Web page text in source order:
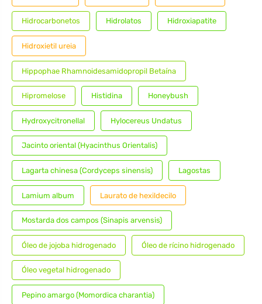
Hidrocarbonetos Hidrolatos Hidroxiapatite
Hidroxietil ureia
Hippophae Rhamnoidesamidopropil Betaína
Hipromelose Histidina Honeybush
Hydroxycitronellal Hylocereus Undatus
Jacinto oriental (Hyacinthus Orientalis)
Lagarta chinesa (Cordyceps sinensis) Lagostas
Lamium album Laurato de hexildecilo
Mostarda dos campos (Sinapis arvensis)
Óleo de jojoba hidrogenado Óleo de rícino hidrogenado
Óleo vegetal hidrogenado
Pepino amargo (Momordica charantia)